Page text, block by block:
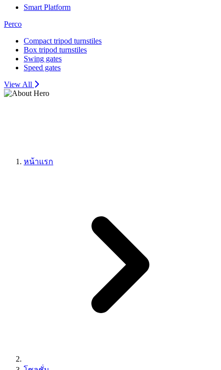
Smart Platform
Perco
Compact tripod turnstiles
Box tripod turnstiles
Swing gates
Speed gates
View All
หน้าแรก